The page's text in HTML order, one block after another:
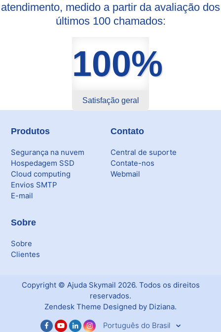
atendimento, medido a partir da avaliação dos
últimos 100 chamados:
100%
Satisfação geral
Produtos
Segurança na nuvem
Hospedagem SSD
Cloud computing
Envios SMTP
E-mail
Contato
Central de suporte
Contate-nos
Webmail
Sobre
Sobre
Clientes
Copyright © Ajuda Skymail 2026. Todos os direitos
reservados.
Zendesk Theme Designed by Diziana.
Português do Brasil